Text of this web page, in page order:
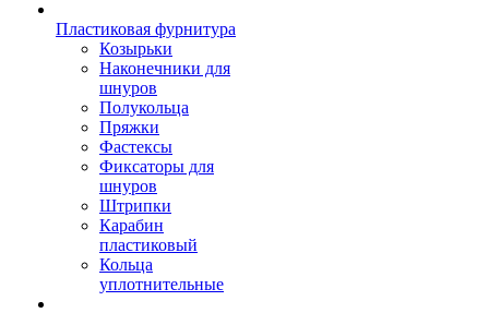
Пластиковая фурнитура
Козырьки
Наконечники для
шнуров
Полукольца
Пряжки
Фастексы
Фиксаторы для
шнуров
Штрипки
Карабин
пластиковый
Кольца
уплотнительные